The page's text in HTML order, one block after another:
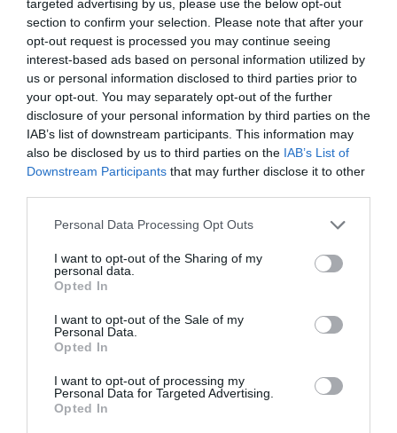
targeted advertising by us, please use the below opt-out
section to confirm your selection. Please note that after your
opt-out request is processed you may continue seeing
interest-based ads based on personal information utilized by
us or personal information disclosed to third parties prior to
your opt-out. You may separately opt-out of the further
disclosure of your personal information by third parties on the
IAB’s list of downstream participants. This information may
also be disclosed by us to third parties on the IAB’s List of
Downstream Participants that may further disclose it to other
Please note that this website/app uses one or more Google
not limited to your visit or usage behaviour. You may click to
grant or deny consent to Google and its third-party tags to
use your data for below specified purposes in below Google
consent section.
Personal Data Processing Opt Outs
I want to opt-out of the Sharing of my
personal data.
Opted In
I want to opt-out of the Sale of my
Personal Data.
Opted In
I want to opt-out of processing my
Personal Data for Targeted Advertising.
Opted In
με άνοδο 4,6% ακολουθούν, αποτυπώνοντας
την αυξημένη τάση για κατανάλωση στο
σπίτι, έναντι της εξόδου για ποτό.
Την ίδια στιγμή, ταπροϊόντα ιδιωτικής
ετικέταςσυνεχίζουν σε υψηλότερο ρυθμό
ανάπτυξης έναντι των επωνύμων, με +7,3%
και μερίδιο επί των συνολικών πωλήσεων
στο 27,1%, με αυξημένα ποσοστά και στις
τρεις μεγάλες κατηγορίες προϊόντων.
Διαβάστε επίσης:
στα σούπερ μάρκετ